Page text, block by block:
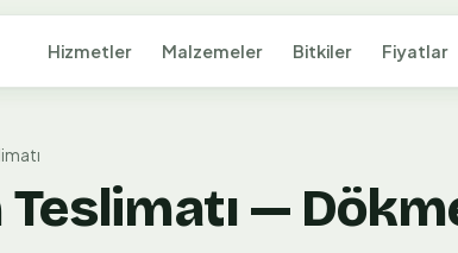
Hizmetler Malzemeler Bitkiler Fiyatlar
—